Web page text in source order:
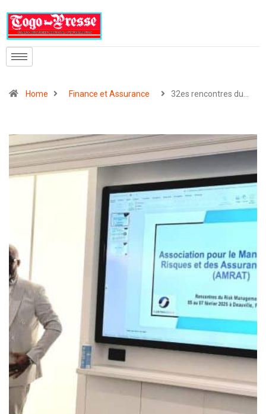
Home Finance et Assurance 32es rencontres du…